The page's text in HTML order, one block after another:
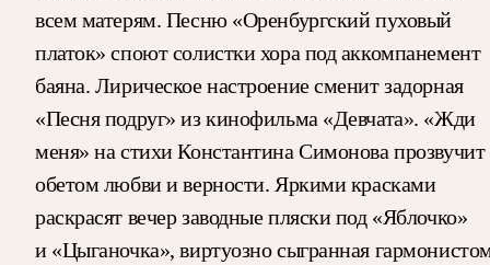
всем матерям. Песню «Оренбургский пуховый
платок» споют солистки хора под аккомпанемент
баяна. Лирическое настроение сменит задорная
«Песня подруг» из кинофильма «Девчата». «Жди
меня» на стихи Константина Симонова прозвучит
обетом любви и верности. Яркими красками
раскрасят вечер заводные пляски под «Яблочко»
и «Цыганочка», виртуозно сыгранная